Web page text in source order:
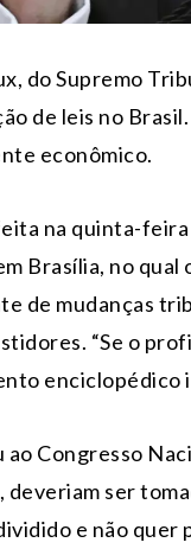
do Supremo
de leis no
econômico.
na quinta-
Brasília, no
de mudanças
“Se o
enciclopédico
ao Congresso
deveriam ser
e não quer